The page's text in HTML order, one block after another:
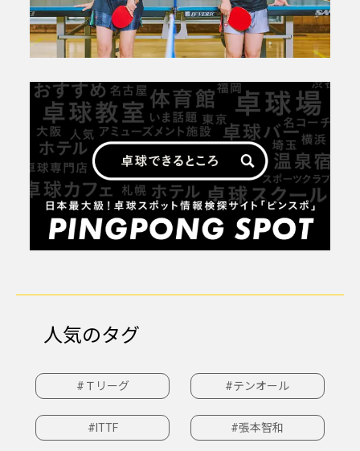
人気のタグ
#Ｔリーグ #テンオール
#ITTF #張本智和